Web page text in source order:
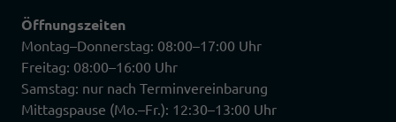
Öffnungszeiten
Montag–Donnerstag: 08:00–17:00 Uhr
Freitag: 08:00–16:00 Uhr
Samstag: nur nach Terminvereinbarung
Mittagspause (Mo.–Fr.): 12:30–13:00 Uhr